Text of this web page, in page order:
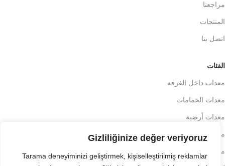
Gizliliğinize değer veriyoruz
Tarama deneyiminizi geliştirmek, kişiselleştirilmiş reklamlar
مراجعنا
المنتجات
اتصل بنا
الفئات
معدات داخل الغرفة
معدات الحمامات
معدات أرضية
منسوجات الفنادق
معدات الاستقبال